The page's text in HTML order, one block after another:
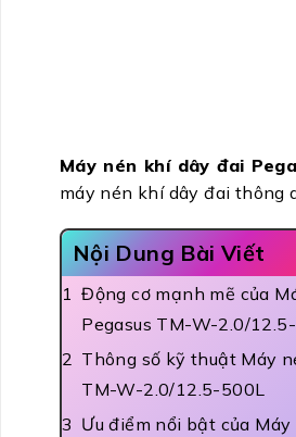
Máy nén khí dây đai
máy nén khí dây đai thông
Nội Dung Bài Viết
Động cơ mạnh mẽ của
Pegasus TM-W-2.0/
Thông số kỹ thuật Máy
TM-W-2.0/12.5-500L
Ưu điểm nổi bật của